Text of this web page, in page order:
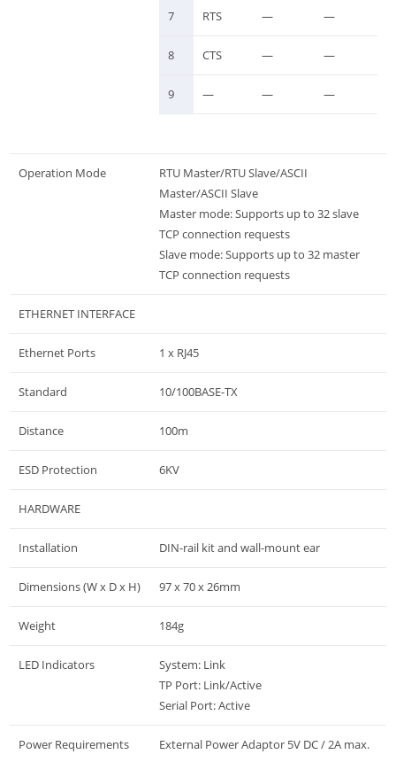
7 RTS — —
8 CTS — —
9 — — —
Operation Mode
RTU Master/RTU Slave/ASCII
Master/ASCII Slave
Master mode: Supports up to 32 slave
TCP connection requests
Slave mode: Supports up to 32 master
TCP connection requests
ETHERNET INTERFACE
Ethernet Ports 1 x RJ45
Standard 10/100BASE-TX
Distance 100m
ESD Protection 6KV
HARDWARE
Installation DIN-rail kit and wall-mount ear
Dimensions (W x D x H) 97 x 70 x 26mm
Weight 184g
LED Indicators
System: Link
TP Port: Link/Active
Serial Port: Active
Power Requirements External Power Adaptor 5V DC / 2A max.